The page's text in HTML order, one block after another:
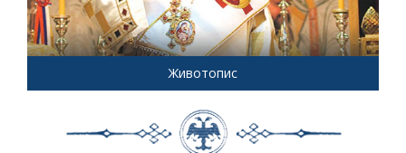
Животопис